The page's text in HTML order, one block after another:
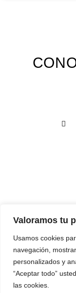
Valoramos tu
Usamos cookies
navegación,
personalizados y
“Aceptar todo”
las cookies.